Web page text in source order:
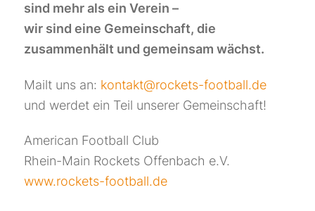
sind mehr als ein Verein –
wir sind eine Gemeinschaft, die
zusammenhält und gemeinsam wächst.
Mailt uns an: kontakt@rockets-football.de
und werdet ein Teil unserer Gemeinschaft!
American Football Club
Rhein-Main Rockets Offenbach e.V.
www.rockets-football.de